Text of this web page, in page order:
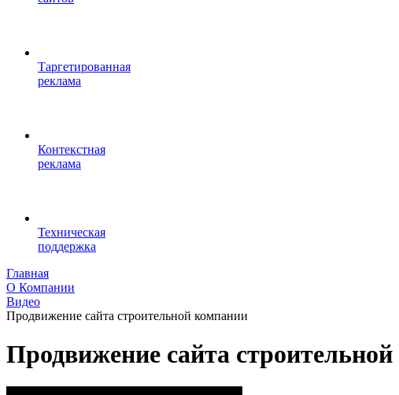
Таргетированная
реклама
Контекстная
реклама
Техническая
поддержка
Главная
О Компании
Видео
Продвижение сайта строительной компании
Продвижение сайта